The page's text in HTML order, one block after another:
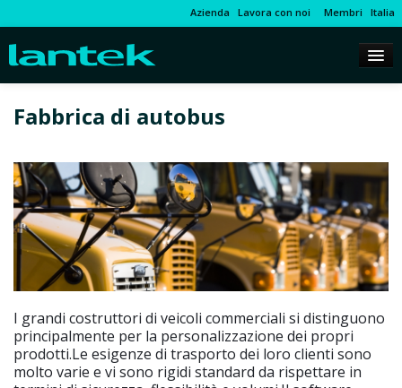
Azienda Lavora con noi Membri Italia
Fabbrica di autobus
I grandi costruttori di veicoli commerciali si distinguono
principalmente per la personalizzazione dei propri
prodotti.Le esigenze di trasporto dei loro clienti sono
molto varie e vi sono rigidi standard da rispettare in